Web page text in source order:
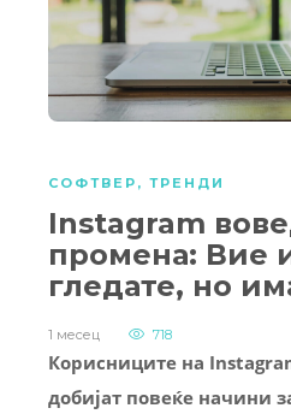
СОФТВЕР , ТРЕНДИ
Instagram
промена: Вие
гледате, но
1 месец 718
Корисниците на
добијат повеќе начини